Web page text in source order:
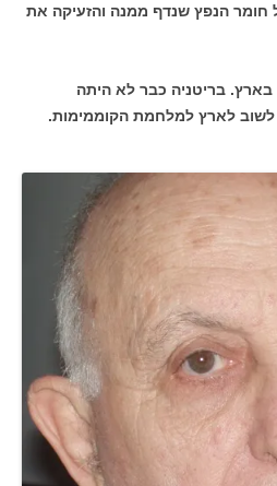
הנפץ שנדף ממנה והזעיקה את
בריטניה כבר לא היתה
לשוב לארץ למלחמת הקוממימות.